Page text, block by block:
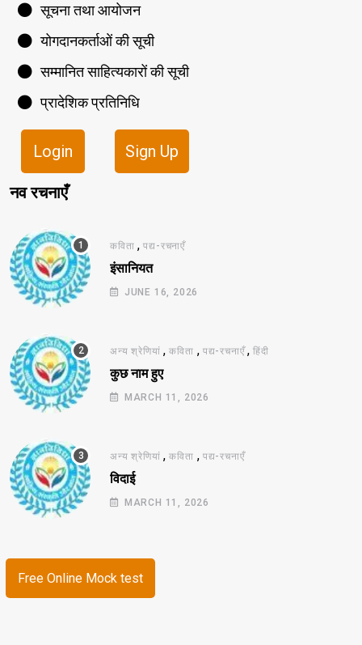
सूचना तथा आयोजन
योगदानकर्ताओं की सूची
सम्मानित साहित्यकारों की सूची
प्रादेशिक प्रतिनिधि
Login Sign Up
नव रचनाएँ
कविता ,पद्य-रचनाएँ
इंसानियत
JUNE 16, 2026
अन्य श्रेणियां ,कविता , पद्य-रचनाएँ,हिंदी
कुछ नाम हुए
MARCH 11, 2026
अन्य श्रेणियां ,कविता , पद्य-रचनाएँ
विदाई
MARCH 11, 2026
Free Online Mock test